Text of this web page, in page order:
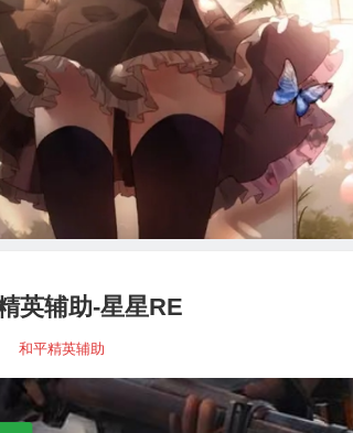
英辅助-星星RE
和平精英辅助